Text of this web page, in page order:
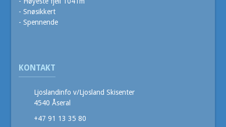
- Snøsikkert
- Spennende
KONTAKT
Ljoslandinfo v/Ljosland Skisenter
4540 Åseral
+47 91 13 35 80